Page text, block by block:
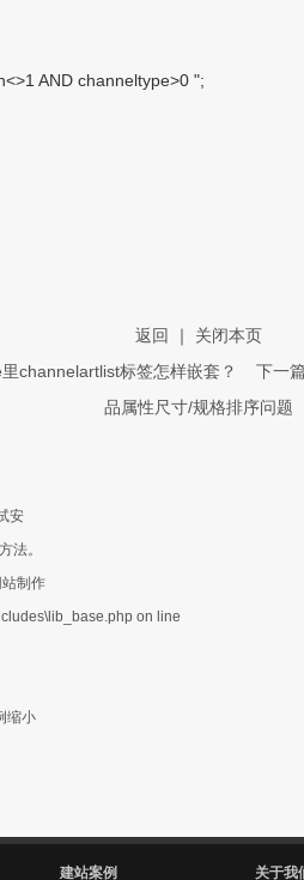
AND channeltype>0 ";
返回 ｜ 关闭本页
channelartlist标签怎样嵌套？
下一
品属性尺寸/规格排序问题
安
法。
制作
on line
缩小
建站案例 关于我